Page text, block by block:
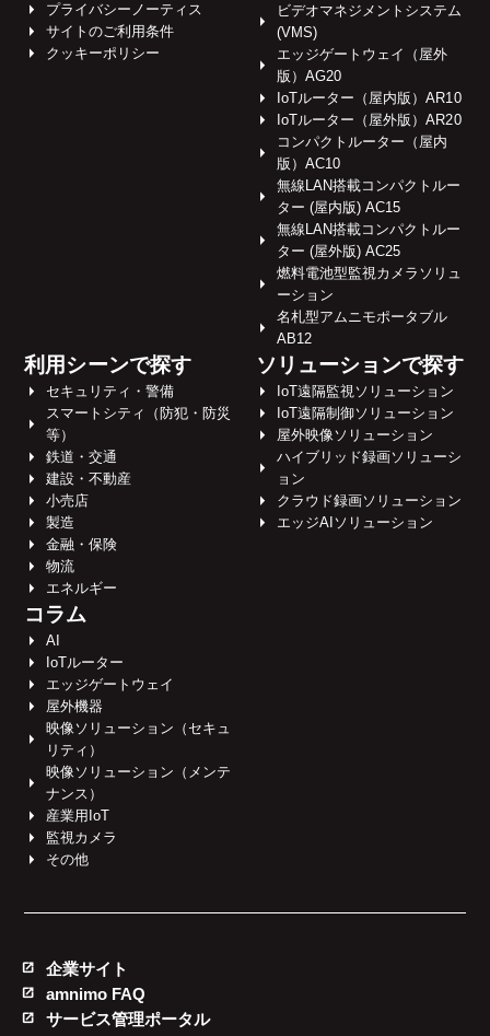
プライバシーノーティス
サイトのご利用条件
クッキーポリシー
ビデオマネジメントシステム
(VMS)
エッジゲートウェイ（屋外
版）AG20
IoTルーター（屋内版）AR10
IoTルーター（屋外版）AR20
コンパクトルーター（屋内
版）AC10
無線LAN搭載コンパクトルー
ター (屋内版) AC15
無線LAN搭載コンパクトルー
ター (屋外版) AC25
燃料電池型監視カメラソリュ
ーション
名札型アムニモポータブル
AB12
利用シーンで探す
セキュリティ・警備
スマートシティ（防犯・防災
等）
鉄道・交通
建設・不動産
小売店
製造
金融・保険
物流
エネルギー
ソリューションで探す
IoT遠隔監視ソリューション
IoT遠隔制御ソリューション
屋外映像ソリューション
ハイブリッド録画ソリューシ
ョン
クラウド録画ソリューション
エッジAIソリューション
コラム
AI
IoTルーター
エッジゲートウェイ
屋外機器
映像ソリューション（セキュ
リティ）
映像ソリューション（メンテ
ナンス）
産業用IoT
監視カメラ
その他
企業サイト
amnimo FAQ
サービス管理ポータル